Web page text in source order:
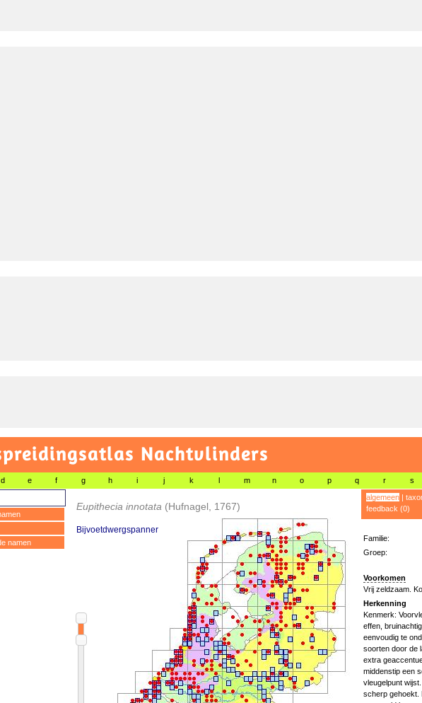
Nachtvlinders
d e f g h i j k l m n o p q r s
namen
Eupithecia innotata (Hufnagel, 1767)
Bijvoetdwergspanner
algemeen|
feedback (0)
Familie:
Groep:
Voorkomen
Vrij zeldzaam.
Herkenning
Kenmerk:
effen,
eenvoudig te
soorten door de
extra
middenstip een
vleugelpunt
scherp gehoekt.